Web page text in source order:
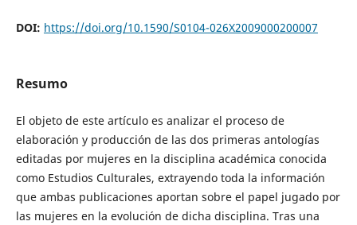
DOI: https://doi.org/10.1590/S0104-026X2009000200007
Resumo
El objeto de este artículo es analizar el proceso de
elaboración y producción de las dos primeras antologías
editadas por mujeres en la disciplina académica conocida
como Estudios Culturales, extrayendo toda la información
que ambas publicaciones aportan sobre el papel jugado por
las mujeres en la evolución de dicha disciplina. Tras una